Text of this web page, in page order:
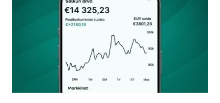
Nimesi tai nimimerkkisi
Sähköpostiosoitteesi